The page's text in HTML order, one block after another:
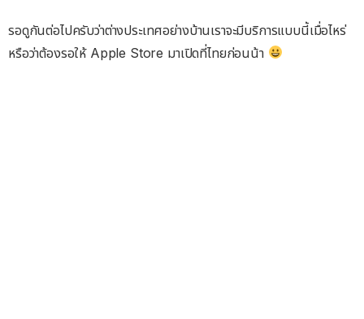
รอดูกันต่อไปครับว่าต่างประเทศอย่างบ้านเราจะมีบริการแบบนี้เมื่อไหร่
หรือว่าต้องรอให้ Apple Store มาเปิดที่ไทยก่อนน้า